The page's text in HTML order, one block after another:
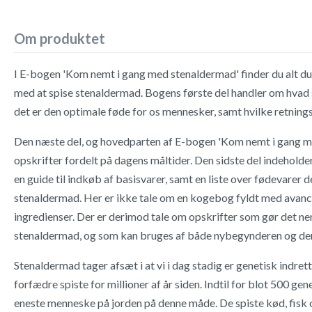
Om produktet
I E-bogen 'Kom nemt i gang med stenaldermad' finder du alt
med at spise stenaldermad. Bogens første del handler om
det er den optimale føde for os mennesker, samt hvilke
Den næste del, og hovedparten af E-bogen 'Kom nemt i gang
opskrifter fordelt på dagens måltider. Den sidste del
en guide til indkøb af basisvarer, samt en liste over fødevarer
stenaldermad. Her er ikke tale om en kogebog fyldt med
ingredienser. Der er derimod tale om opskrifter som gør det
stenaldermad, og som kan bruges af både nybegynderen og
Stenaldermad tager afsæt i at vi i dag stadig er genetisk
forfædre spiste for millioner af år siden. Indtil for blot 500
eneste menneske på jorden på denne måde. De spiste kød,